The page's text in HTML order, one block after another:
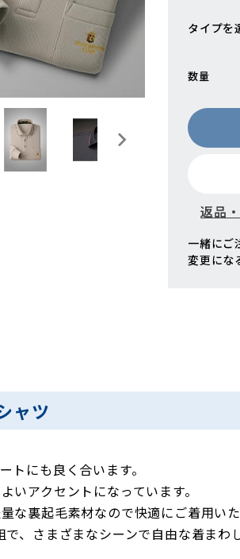
タイプ
数量
返品
一緒にご
変更にな
ャツ
トにも良く合います。
いアクセントになっています。
裏起毛素材なので快適にご着用いた
、さまざまなシーンで自由な着まわ